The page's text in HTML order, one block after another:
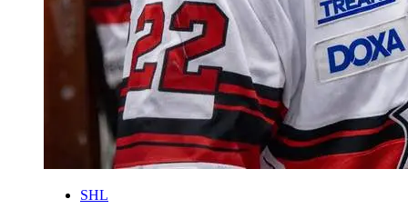
SHL